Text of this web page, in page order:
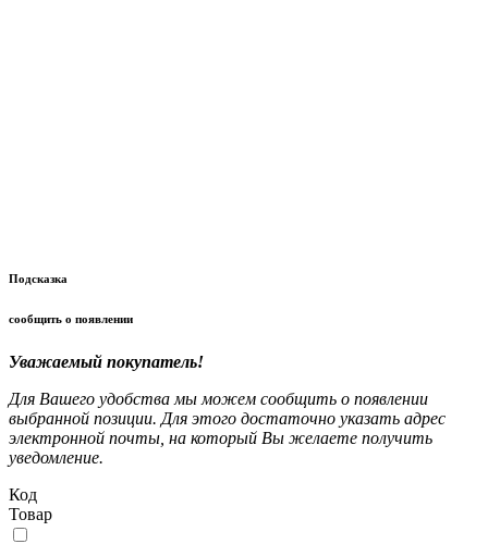
Подсказка
сообщить о появлении
Уважаемый покупатель!
Для Вашего удобства мы можем сообщить о появлении
выбранной позиции. Для этого достаточно указать адрес
электронной почты, на который Вы желаете получить
уведомление.
Код
Товар